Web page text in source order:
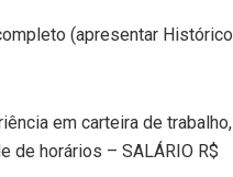
(apresentar Histórico
em carteira de trabalho,
de horários – SALÁRIO R$